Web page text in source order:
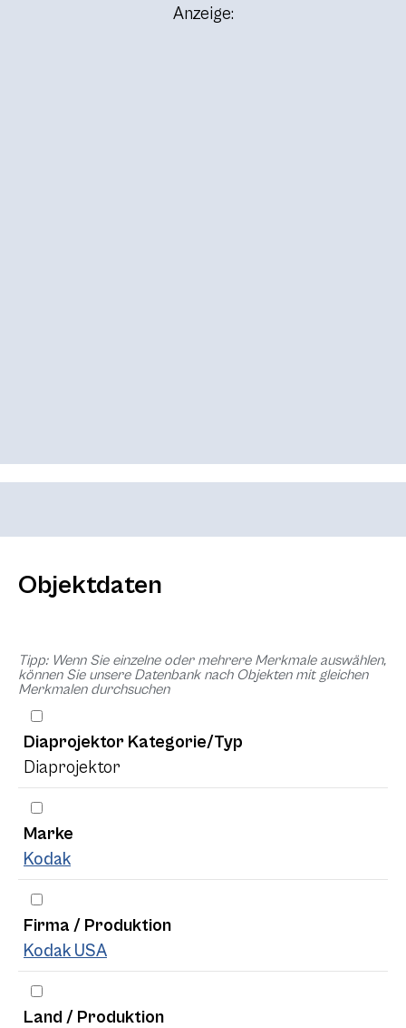
Anzeige:
Objektdaten
Tipp: Wenn Sie einzelne oder mehrere Merkmale auswählen,
können Sie unsere Datenbank nach Objekten mit gleichen
Merkmalen durchsuchen
Diaprojektor Kategorie/Typ
Diaprojektor
Marke
Kodak
Firma / Produktion
Kodak USA
Land / Produktion